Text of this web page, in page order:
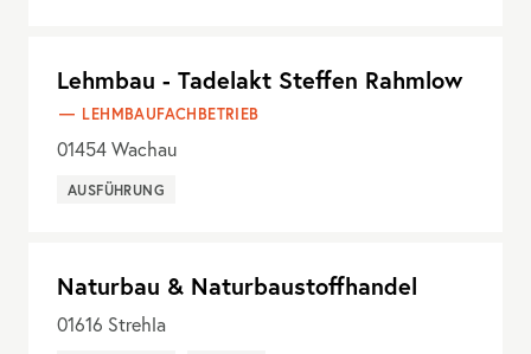
Lehmbau - Tadelakt Steffen Rahmlow
LEHMBAUFACHBETRIEB
01454 Wachau
AUSFÜHRUNG
Naturbau & Naturbaustoffhandel
01616 Strehla